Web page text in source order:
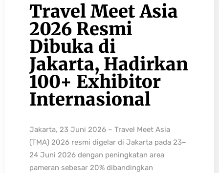
Travel Meet Asia
2026 Resmi
Dibuka di
Jakarta, Hadirkan
100+ Exhibitor
Internasional
Jakarta, 23 Juni 2026 – Travel Meet Asia
(TMA) 2026 resmi digelar di Jakarta pada 23–
24 Juni 2026 dengan peningkatan area
pameran sebesar 20% dibandingkan